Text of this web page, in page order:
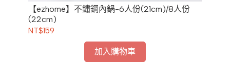
【ezhome】不鏽鋼內鍋-6人份(21cm)/8人份
(22cm)
NT$159
加入購物車